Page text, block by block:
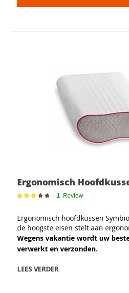
Ergonomisch
Waardering: 1 Review
Ergonomisch hoofdkussen
de hoogste eisen stelt aan
Wegens vakantie wordt uw
verwerkt en verzonden.
LEES VERDER